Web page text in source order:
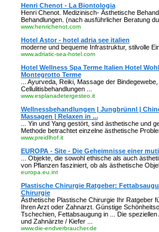
Henri Chenot - La Biontologia
Henri Chenot. Medizinisch- Ästhetische
Behandlungen. (nach ausführlicher Beratung
www.henrichenot.com
Hotel Astor - hotel adria see italien
moderne und bequeme Infrastruktur, stilvolle
www.adriatic-sea-hotel.com
Hotel Wellness Spa Terme Italien Hotel
Montegrotto Terme
... Ayurveda, Reiki, Massage der
Cellulitisbehandlungen ...
www.esplanadetergesteo.it
Wellnessbehandlungen | Jungbrünnl |
Massagen | Relaxen in ...
... Yin und Yang gestört, sind ästhetische und
Methode betrachtet einzelne ästhetische
www.preidlhof.it
EUROPA - Site - Die Geheimnisse einer
... Objekte, die sowohl ethische als auch
von Pflanzen fasziniert, ob als ästhetische
europa.eu.int
Plastische Chirurgie Ratgeber:
Chirurgie
Ästhetische Plastische Chirurgie Ihr Ratgeber
Ihren Arzt oder Zahnarzt. Günstige
Tschechien, Fettabsaugung in ... Die
und Zahnärzte / Kiefer ...
www.die-endverbraucher.de